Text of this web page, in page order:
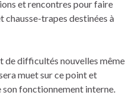
et rencontres pour faire
chausse-trapes destinées à
de difficultés nouvelles même
muet sur ce point et
son fonctionnement interne.